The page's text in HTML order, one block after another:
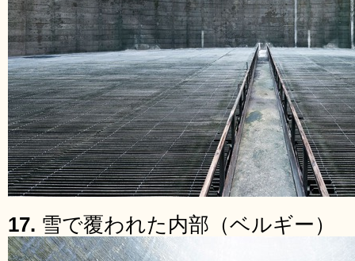
17. 雪で覆われた内部（ベルギー）